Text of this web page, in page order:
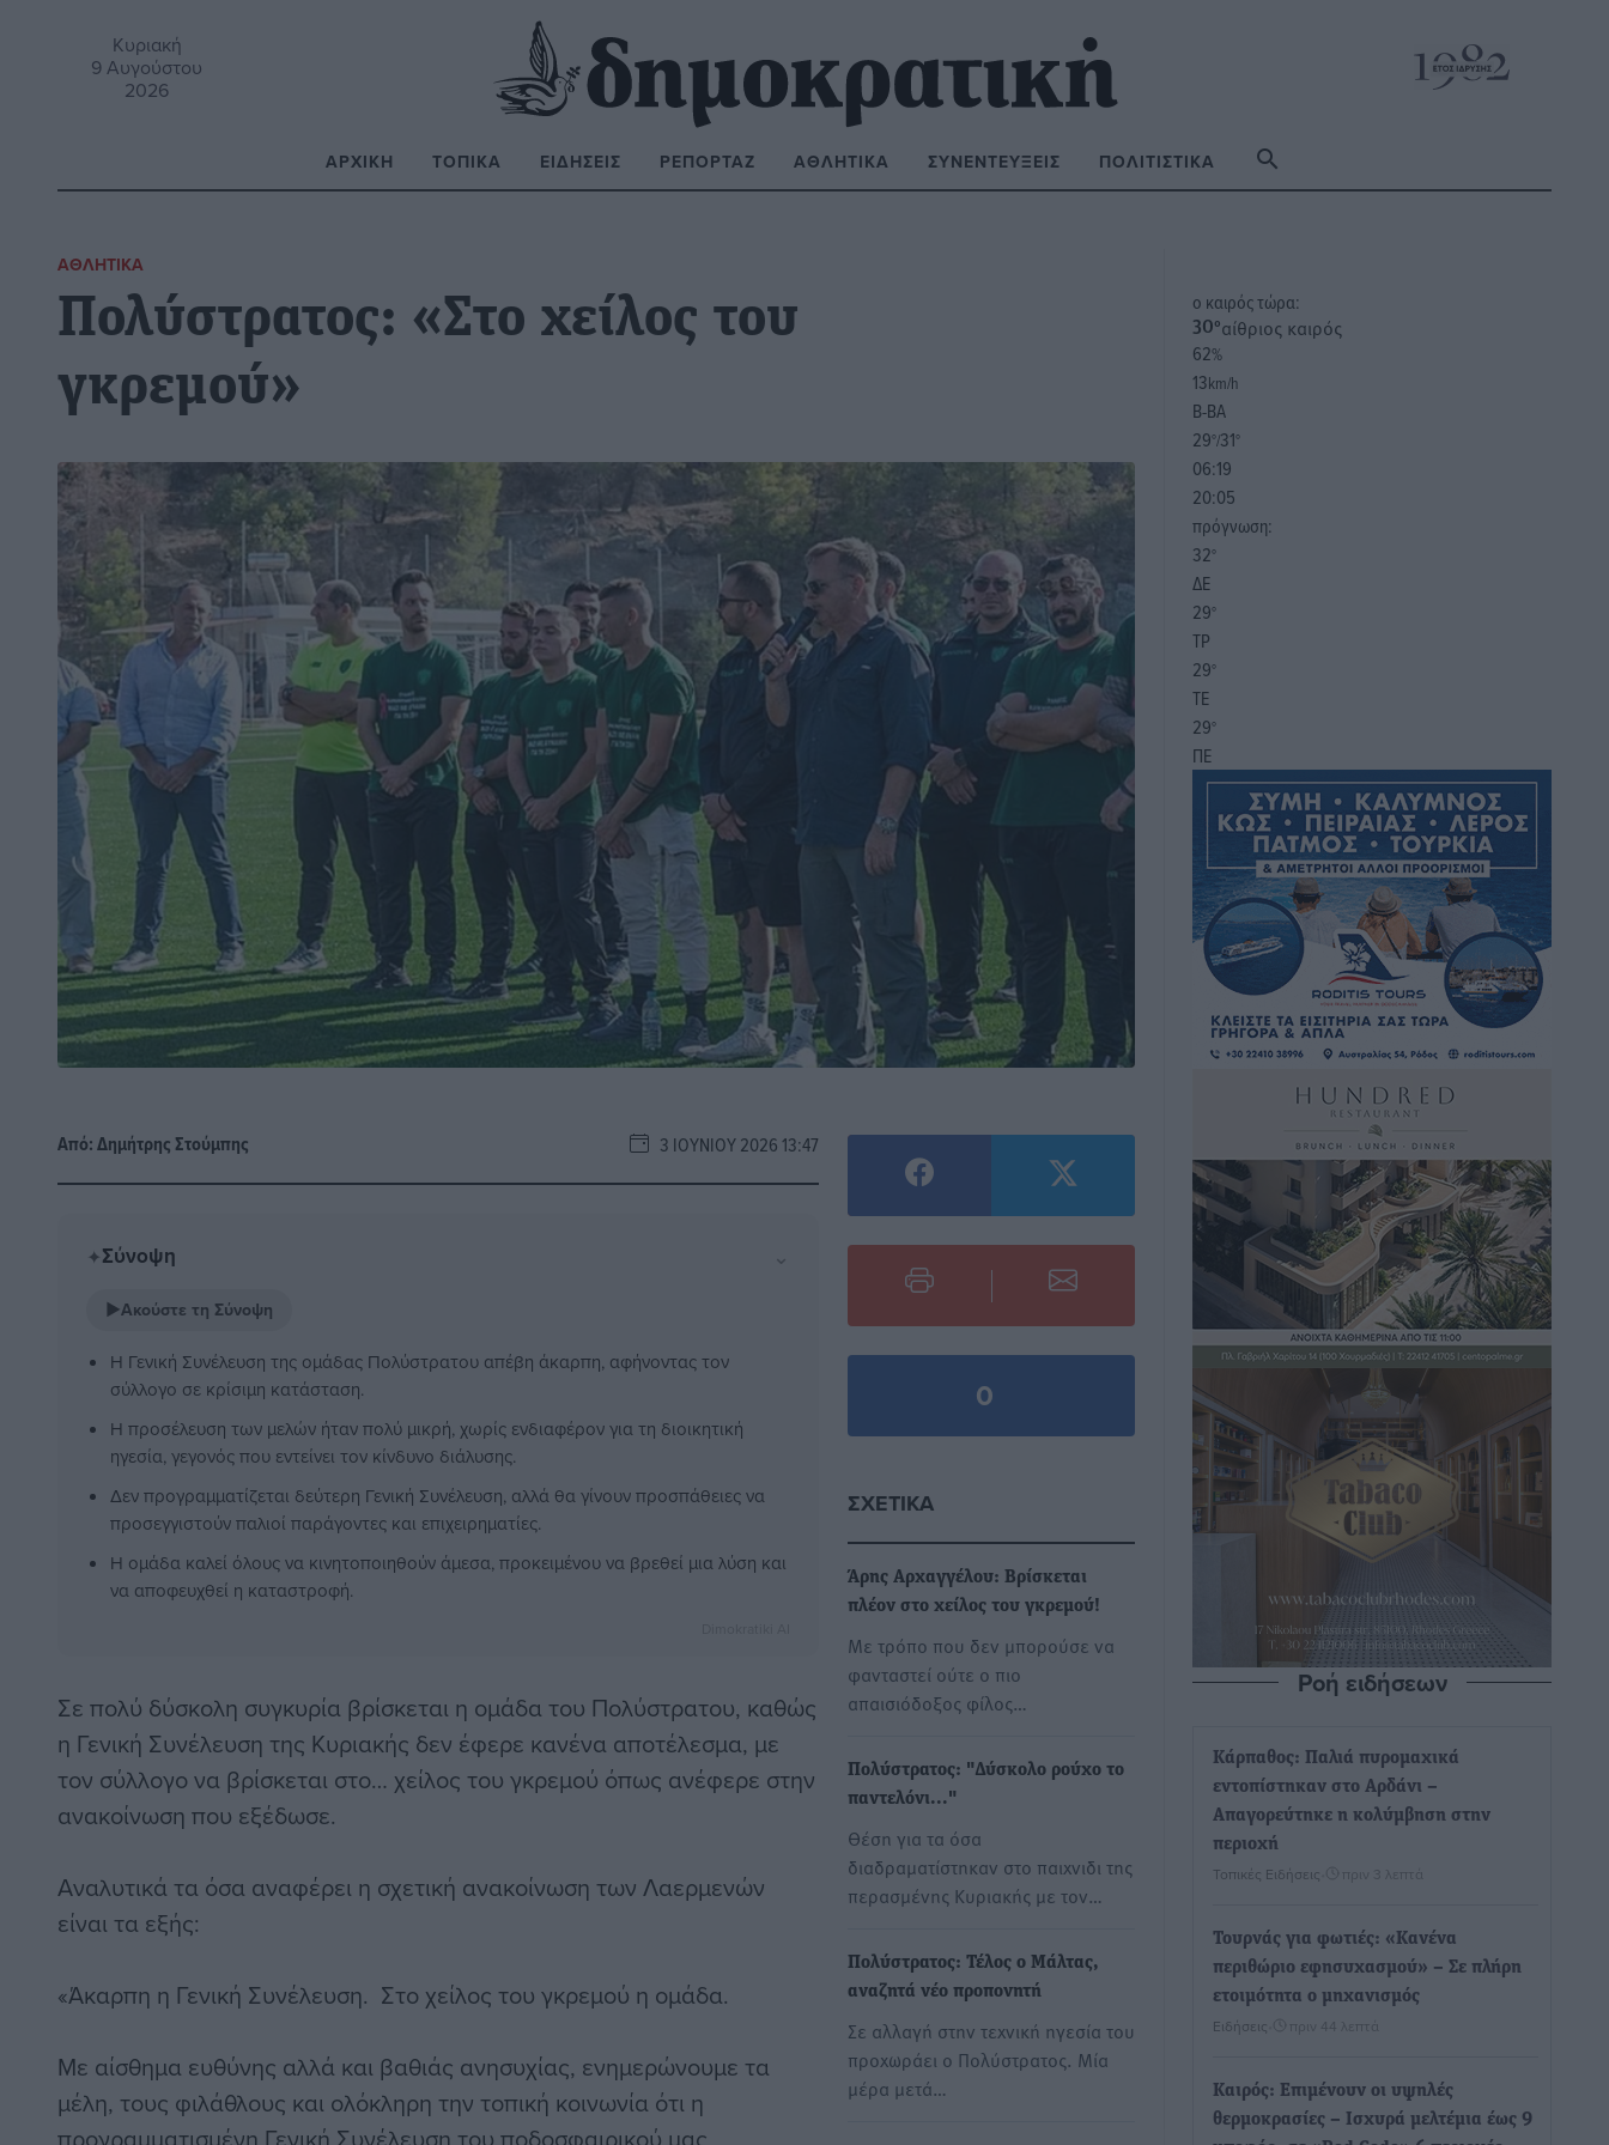
Κυριακή
9 Αυγούστου
2026
ΑΡΧΙΚΉ ΤΟΠΙΚΆ ΕΙΔΉΣΕΙΣ ΡΕΠΟΡΤΆΖ ΑΘΛΗΤΙΚΆ ΣΥΝΕΝΤΕΎΞΕΙΣ ΠΟΛΙΤΙΣΤΙΚΆ
ΑΘΛΗΤΙΚΆ
Πολύστρατος: «Στο χείλος του
γκρεμού»
Από:Δημήτρης Στούμπης 3 ΙΟΥΝΊΟΥ 2026 13:47
✦Σύνοψη ⌄
▶Ακούστε τη Σύνοψη
Η Γενική Συνέλευση της ομάδας Πολύστρατου απέβη άκαρπη, αφήνοντας τον
σύλλογο σε κρίσιμη κατάσταση.
Η προσέλευση των μελών ήταν πολύ μικρή, χωρίς ενδιαφέρον για τη διοικητική
ηγεσία, γεγονός που εντείνει τον κίνδυνο διάλυσης.
Δεν προγραμματίζεται δεύτερη Γενική Συνέλευση, αλλά θα γίνουν προσπάθειες να
προσεγγιστούν παλιοί παράγοντες και επιχειρηματίες.
Η ομάδα καλεί όλους να κινητοποιηθούν άμεσα, προκειμένου να βρεθεί μια λύση και
να αποφευχθεί η καταστροφή.
Σε πολύ δύσκολη συγκυρία βρίσκεται η ομάδα του Πολύστρατου, καθώς
η Γενική Συνέλευση της Κυριακής δεν έφερε κανένα αποτέλεσμα, με
τον σύλλογο να βρίσκεται στο… χείλος του γκρεμού όπως ανέφερε στην
ανακοίνωση που εξέδωσε.
Αναλυτικά τα όσα αναφέρει η σχετική ανακοίνωση των Λαερμενών
είναι τα εξής:
​«Άκαρπη η Γενική Συνέλευση. Στο χείλος του γκρεμού η ομάδα.
​Με αίσθημα ευθύνης αλλά και βαθιάς ανησυχίας, ενημερώνουμε τα
μέλη, τους φιλάθλους και ολόκληρη την τοπική κοινωνία ότι η
0
ΣΧΕΤΙΚΆ
Άρης Αρχαγγέλου: Βρίσκεται
πλέον στο χείλος του γκρεμού!
Με τρόπο που δεν μπορούσε να
φανταστεί ούτε ο πιο
απαισιόδοξος φίλος…
Πολύστρατος: "Δύσκολο ρούχο το
παντελόνι..."
Θέση για τα όσα
διαδραματίστηκαν στο παιχνιδι της
περασμένης Κυριακής με τον…
Πολύστρατος: Τέλος ο Μάλτας,
αναζητά νέο προπονητή
Σε αλλαγή στην τεχνική ηγεσία του
προχωράει ο Πολύστρατος. Μία
μέρα μετά…
o καιρός τώρα:
30°αίθριος καιρός
62%
13km/h
Β-ΒΑ
29°/31°
06:19
20:05
πρόγνωση:
32°
ΔΕ
29°
ΤΡ
29°
ΤΕ
29°
ΠΕ
Ροή ειδήσεων
Κάρπαθος: Παλιά πυρομαχικά
εντοπίστηκαν στο Αρδάνι –
Απαγορεύτηκε η κολύμβηση στην
περιοχή
Τοπικές Ειδήσεις πριν 3 λεπτά
Τουρνάς για φωτιές: «Κανένα
περιθώριο εφησυχασμού» – Σε πλήρη
ετοιμότητα ο μηχανισμός
Ειδήσεις πριν 44 λεπτά
Καιρός: Επιμένουν οι υψηλές
θερμοκρασίες – Ισχυρά μελτέμια έως 9